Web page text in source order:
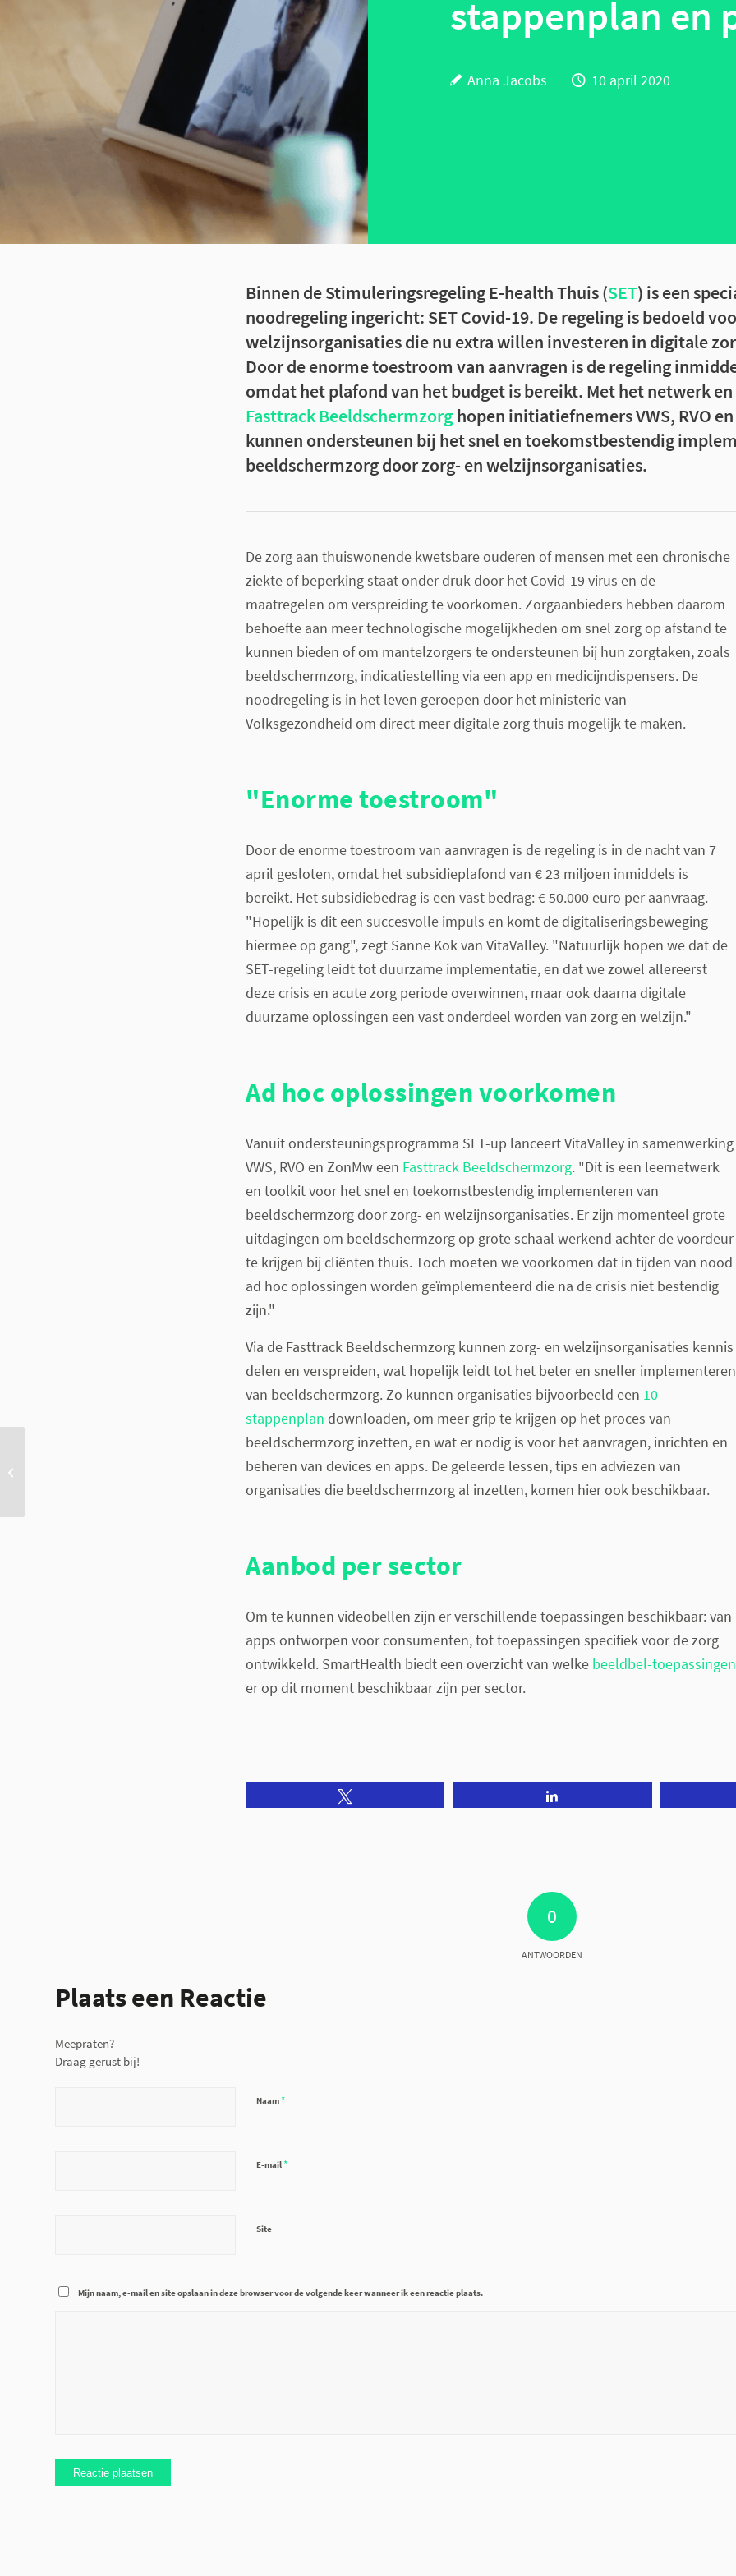
stappenplan en
Anna Jacobs 10 april 2020
Binnen de Stimuleringsregeling E-health Thuis (SET) is een
noodregeling ingericht: SET Covid-19. De regeling is bedoeld
welzijnsorganisaties die nu extra willen investeren in digitale
Door de enorme toestroom van aanvragen is de regeling
omdat het plafond van het budget is bereikt. Met het netwerk
Fasttrack Beeldschermzorg hopen initiatiefnemers VWS, RVO
kunnen ondersteunen bij het snel en toekomstbestendig
beeldschermzorg door zorg- en welzijnsorganisaties.
De zorg aan thuiswonende kwetsbare ouderen of mensen met een chronische
ziekte of beperking staat onder druk door het Covid-19 virus en de
maatregelen om verspreiding te voorkomen. Zorgaanbieders hebben daarom
behoefte aan meer technologische mogelijkheden om snel zorg op afstand te
kunnen bieden of om mantelzorgers te ondersteunen bij hun zorgtaken, zoals
beeldschermzorg, indicatiestelling via een app en medicijndispensers. De
noodregeling is in het leven geroepen door het ministerie van
Volksgezondheid om direct meer digitale zorg thuis mogelijk te maken.
"Enorme toestroom"
Door de enorme toestroom van aanvragen is de regeling is in de nacht van 7
april gesloten, omdat het subsidieplafond van € 23 miljoen inmiddels is
bereikt. Het subsidiebedrag is een vast bedrag: € 50.000 euro per aanvraag.
"Hopelijk is dit een succesvolle impuls en komt de digitaliseringsbeweging
hiermee op gang", zegt Sanne Kok van VitaValley. "Natuurlijk hopen we dat de
SET-regeling leidt tot duurzame implementatie, en dat we zowel allereerst
deze crisis en acute zorg periode overwinnen, maar ook daarna digitale
duurzame oplossingen een vast onderdeel worden van zorg en welzijn."
Ad hoc oplossingen voorkomen
Vanuit ondersteuningsprogramma SET-up lanceert VitaValley in samenwerking
VWS, RVO en ZonMw een Fasttrack Beeldschermzorg. "Dit is een leernetwerk
en toolkit voor het snel en toekomstbestendig implementeren van
beeldschermzorg door zorg- en welzijnsorganisaties. Er zijn momenteel grote
uitdagingen om beeldschermzorg op grote schaal werkend achter de voordeur
te krijgen bij cliënten thuis. Toch moeten we voorkomen dat in tijden van nood
ad hoc oplossingen worden geïmplementeerd die na de crisis niet bestendig
zijn."
Via de Fasttrack Beeldschermzorg kunnen zorg- en welzijnsorganisaties kennis
delen en verspreiden, wat hopelijk leidt tot het beter en sneller implementeren
van beeldschermzorg. Zo kunnen organisaties bijvoorbeeld een 10
stappenplan downloaden, om meer grip te krijgen op het proces van
beeldschermzorg inzetten, en wat er nodig is voor het aanvragen, inrichten en
beheren van devices en apps. De geleerde lessen, tips en adviezen van
organisaties die beeldschermzorg al inzetten, komen hier ook beschikbaar.
Aanbod per sector
Om te kunnen videobellen zijn er verschillende toepassingen beschikbaar: van
apps ontworpen voor consumenten, tot toepassingen specifiek voor de zorg
ontwikkeld. SmartHealth biedt een overzicht van welke beeldbel-toepassingen
er op dit moment beschikbaar zijn per sector.
0
ANTWOORDEN
Plaats een Reactie
Meepraten?
Draag gerust bij!
Naam*
E-mail*
Site
Mijn naam, e-mail en site opslaan in deze browser voor de volgende keer wanneer ik een reactie plaats.